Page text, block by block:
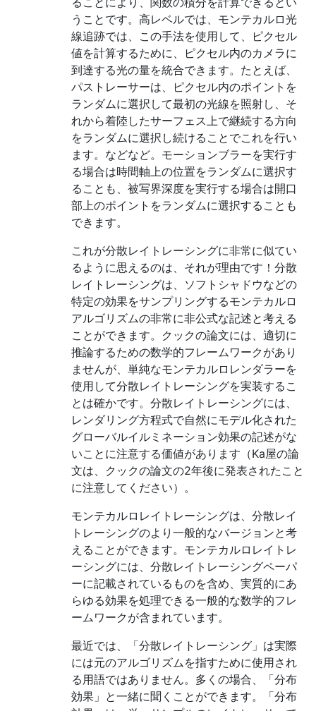
うことです。高レベルでは、モンテカルロ光
線追跡では、この手法を使用して、ピクセル
値を計算するために、ピクセル内のカメラに
到達する光の量を統合できます。たとえば、
パストレーサーは、ピクセル内のポイントを
ランダムに選択して最初の光線を照射し、そ
れから着陸したサーフェス上で継続する方向
をランダムに選択し続けることでこれを行い
ます。などなど。モーションブラーを実行す
る場合は時間軸上の位置をランダムに選択す
ることも、被写界深度を実行する場合は開口
部上のポイントをランダムに選択することも
できます。
これが分散レイトレーシングに非常に似てい
るように思えるのは、それが理由です！分散
レイトレーシングは、ソフトシャドウなどの
特定の効果をサンプリングするモンテカルロ
アルゴリズムの非常に非公式な記述と考える
ことができます。クックの論文には、適切に
推論するための数学的フレームワークがあり
ませんが、単純なモンテカルロレンダラーを
使用して分散レイトレーシングを実装するこ
とは確かです。分散レイトレーシングには、
レンダリング方程式で自然にモデル化された
グローバルイルミネーション効果の記述がな
いことに注意する価値があります（Ka屋の論
文は、クックの論文の2年後に発表されたこと
に注意してください）。
モンテカルロレイトレーシングは、分散レイ
トレーシングのより一般的なバージョンと考
えることができます。モンテカルロレイトレ
ーシングには、分散レイトレーシングペーパ
ーに記載されているものを含め、実質的にあ
らゆる効果を処理できる一般的な数学的フレ
ームワークが含まれています。
最近では、「分散レイトレーシング」は実際
には元のアルゴリズムを指すために使用され
る用語ではありません。多くの場合、「分布
効果」と一緒に聞くことができます。「分布